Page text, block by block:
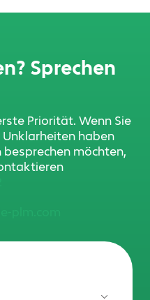
Sprechen
Priorität. Wenn Sie
haben
möchten,